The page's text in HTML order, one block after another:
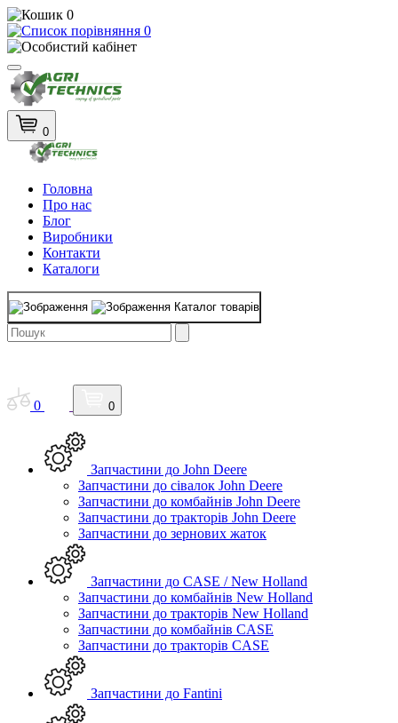
0
0
0
Головна
Про нас
Блог
Виробники
Контакти
Каталоги
Каталог товарів
0 0
Запчастини до John Deere
Запчастини до сівалок John Deere
Запчастини до комбайнів John Deere
Запчастини до тракторів John Deere
Запчастини до зернових жаток
Запчастини до CASE / New Holland
Запчастини до комбайнів New Holland
Запчастини до тракторів New Holland
Запчастини до комбайнів CASE
Запчастини до тракторів CASE
Запчастини до Fantini